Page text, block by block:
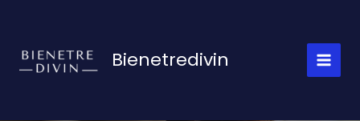
Bienetredivin